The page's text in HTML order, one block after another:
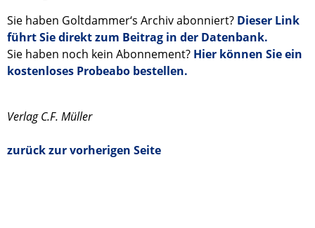
Sie haben Goltdammer‘s Archiv abonniert? Dieser Link
führt Sie direkt zum Beitrag in der Datenbank.
Sie haben noch kein Abonnement? Hier können Sie ein
kostenloses Probeabo bestellen.
Verlag C.F. Müller
zurück zur vorherigen Seite